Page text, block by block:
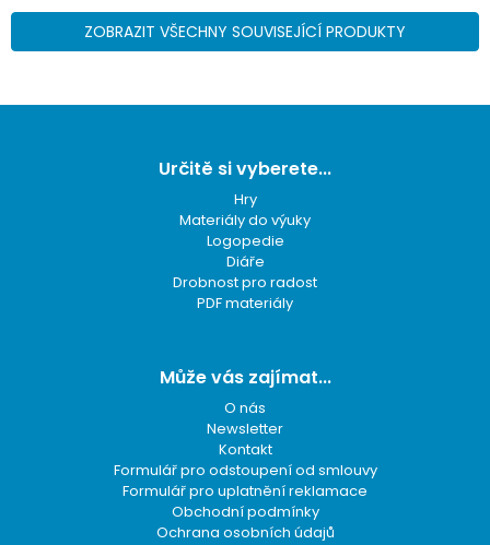
ZOBRAZIT VŠECHNY SOUVISEJÍCÍ PRODUKTY
Určitě si vyberete...
Hry
Materiály do výuky
Logopedie
Diáře
Drobnost pro radost
PDF materiály
Může vás zajímat...
O nás
Newsletter
Kontakt
Formulář pro odstoupení od smlouvy
Formulář pro uplatnění reklamace
Obchodní podmínky
Ochrana osobních údajů